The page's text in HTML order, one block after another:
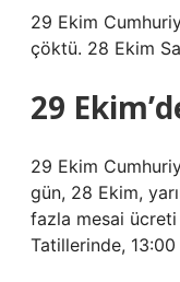
29 Ekim
çöktü. 28 Ekim
29
29 Ekim
gün, 28 Ekim,
fazla mesai ücreti
Tatillerinde, 13:00